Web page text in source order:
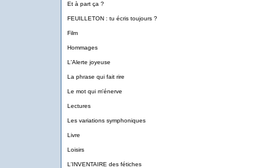
Et à part ça ?
FEUILLETON : tu écris toujours ?
Film
Hommages
L'Alerte joyeuse
La phrase qui fait rire
Le mot qui m'énerve
Lectures
Les variations symphoniques
Livre
Loisirs
L'INVENTAIRE des fétiches